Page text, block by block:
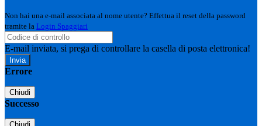
Non hai una e-mail associata al nome utente? Effettua il reset della password
tramite la Login Spaggiari
E-mail inviata, si prega di controllare la casella di posta elettronica!
Errore
Chiudi
Successo